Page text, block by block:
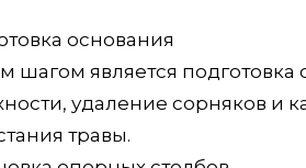
основания
шагом является подготовка
удаление сорняков и
травы.